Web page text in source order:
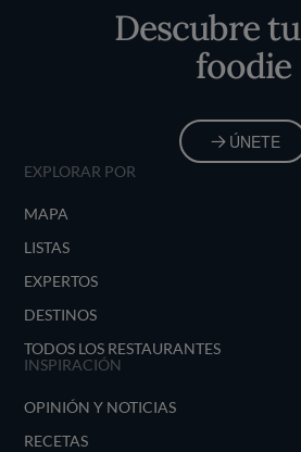
Descubre
foodie
ÚNETE
EXPLORAR POR
MAPA
LISTAS
EXPERTOS
DESTINOS
TODOS LOS RESTAURANTES
INSPIRACIÓN
OPINIÓN Y NOTICIAS
RECETAS